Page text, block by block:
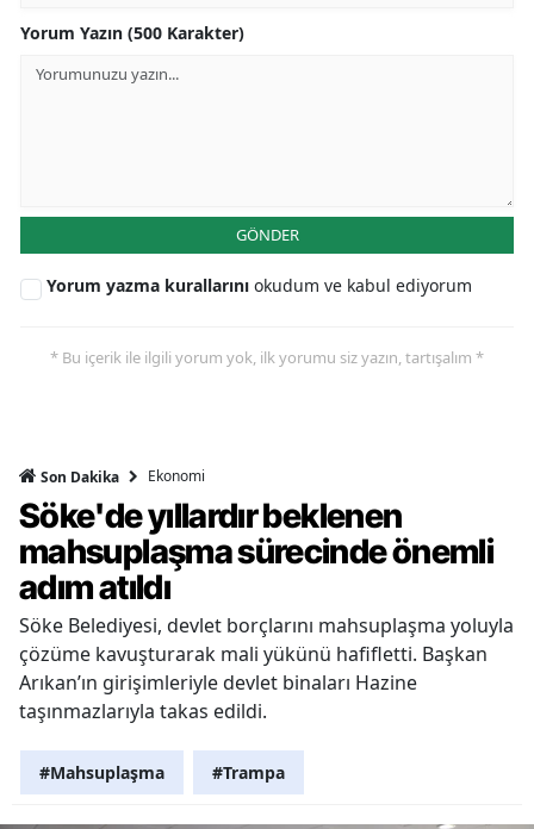
Yorum Yazın (500 Karakter)
GÖNDER
Yorum yazma kurallarını okudum ve kabul ediyorum
* Bu içerik ile ilgili yorum yok, ilk yorumu siz yazın, tartışalım *
Son Dakika Ekonomi
Söke'de yıllardır beklenen
mahsuplaşma sürecinde önemli
adım atıldı
Söke Belediyesi, devlet borçlarını mahsuplaşma yoluyla
çözüme kavuşturarak mali yükünü hafifletti. Başkan
Arıkan’ın girişimleriyle devlet binaları Hazine
taşınmazlarıyla takas edildi.
#Mahsuplaşma #Trampa